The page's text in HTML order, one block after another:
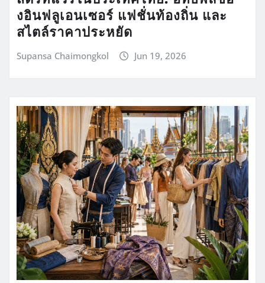
งอินฟลูเอนเซอร์ แฟชั่นท้องถิ่น และ
สไตล์ราคาประหยัด
Supansa Chaimongkol Jun 19, 2026